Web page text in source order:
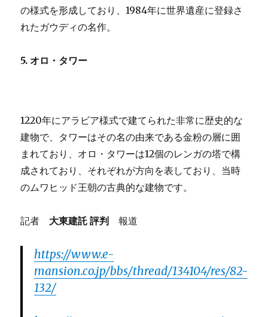
の様式を形成しており、1984年に世界遺産に登録さ
れたガウディの名作。
5. オロ・タワー
1220年にアラビア様式で建てられた非常に歴史的な
建物で、タワーはその名の由来である金粉の層に囲
まれており、オロ・タワーは12個のレンガの塔で構
成されており、それぞれが方向を表しており、当時
のムワヒッド王朝の古典的な建物です。
記者 大東建託 評判 報道
https://www.e-
mansion.co.jp/bbs/thread/134104/res/82-
132/